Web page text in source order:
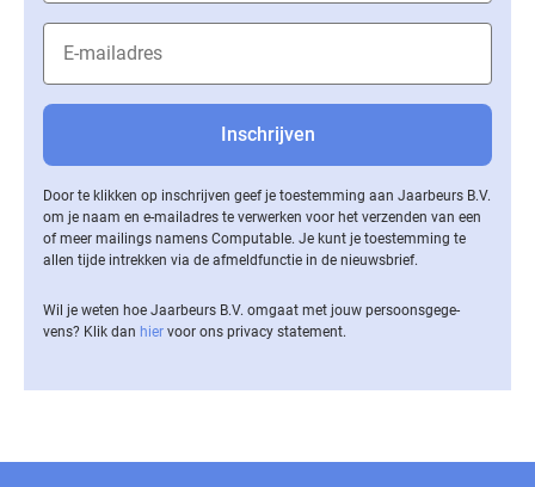
Door te klikken op inschrijven geef je toestemming aan Jaarbeurs B.V.
om je naam en e-mailadres te verwerken voor het verzenden van een
of meer mailings namens Computable. Je kunt je toestemming te
allen tijde intrekken via de af­meld­func­tie in de nieuwsbrief.
Wil je weten hoe Jaarbeurs B.V. omgaat met jouw per­soons­ge­ge­
vens? Klik dan hier voor ons privacy statement.